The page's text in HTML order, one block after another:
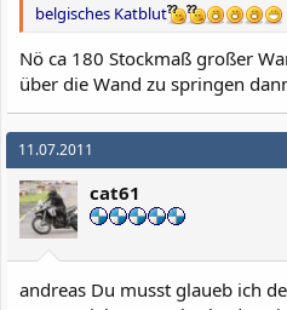
belgisches Katblut
Nö ca 180 Stockmaß großer
über die Wand zu springen
11.07.2011
cat61
andreas Du musst glaueb ich